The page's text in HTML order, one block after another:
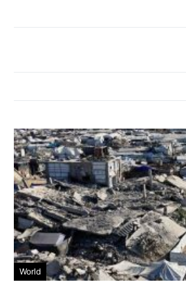
World